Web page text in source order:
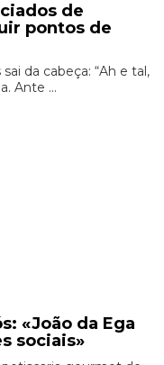
de
pontos de
da cabeça: “Ah e tal,
Ante ...
«João da Ega
sociais»